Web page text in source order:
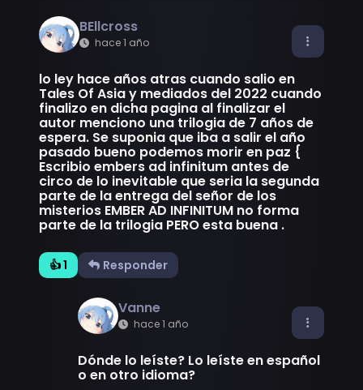
BEllcross
hace 1 año
lo ley hace años atras cuando salio en
Tales Of Asia y mediados del 2022 cuando
finalizo en dicha pagina al finalizar el
autor menciono una trilogia de 7 años de
espera. Se suponia que iba a salir el año
pasado bueno podemos morir en paz {
Escribio embers ad infinitum antes de
circo de lo inevitable que seria la segunda
parte de la entrega del señor de los
misterios EMBER AD INFINITUM no forma
parte de la trilogia PERO esta buena .
👍 1 Responder
Vanne
hace 1 año
Dónde lo leíste? Lo leíste en español
o en otro idioma?